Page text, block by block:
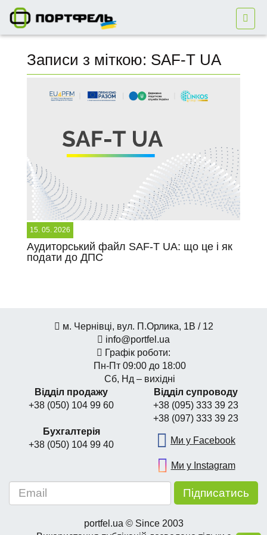
Записи з міткою: SAF-T UA
15. 05. 2026
Аудиторський файл SAF-T UA: що це і як
подати до ДПС
м. Чернівці, вул. П.Орлика, 1В / 12
info@portfel.ua
Графік роботи:
Пн-Пт 09:00 до 18:00
Сб, Нд – вихідні
Відділ продажу
+38 (050) 104 99 60
Відділ супроводу
+38 (095) 333 39 23
+38 (097) 333 39 23
Бухгалтерія
+38 (050) 104 99 40
Ми у Facebook
Ми у Instagram
portfel.ua © Since 2003